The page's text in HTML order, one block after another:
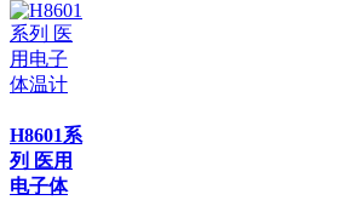
H8601系
列 医用
电子体